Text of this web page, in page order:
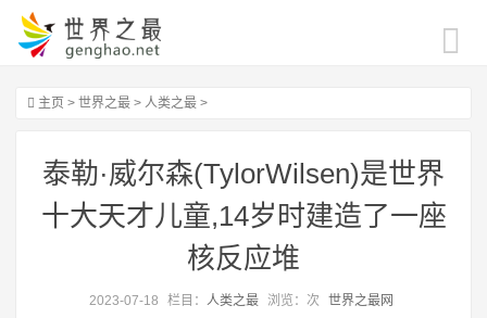
主页 > 世界之最 > 人类之最 >
泰勒·威尔森(TylorWilsen)是世界
十大天才儿童,14岁时建造了一座
核反应堆
2023-07-18 栏目： 人类之最 浏览： 次 世界之最网